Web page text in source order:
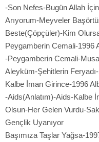
-Son Nefes-Bugün Allah
Arıyorum-Meyveler
Beste(Çöpçüler)-Kim
Peygamberin Cemali-1996
-Peygamberin Cemali-
Aleyküm-Şehitlerin
Kalbe İman Girince-1996
-Aids(Anlatım)-Aids-Kalbe
Olsun-Her Gelen Vurdu-
Gençlik Uyanıyor
Başımıza Taşlar Yağsa-